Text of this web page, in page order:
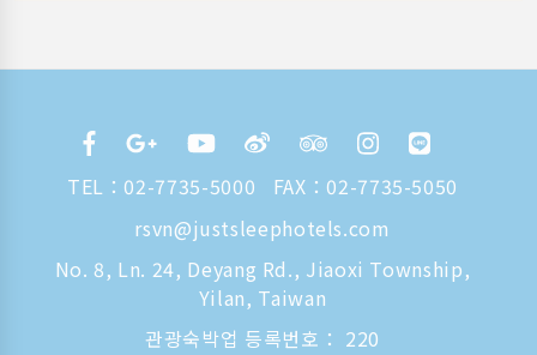
TEL： 02-7735-5000
FAX：02-7735-5050
rsvn@justsleephotels.com
No. 8, Ln. 24, Deyang Rd., Jiaoxi Township,
Yilan, Taiwan
관광숙박업 등록번호： 220